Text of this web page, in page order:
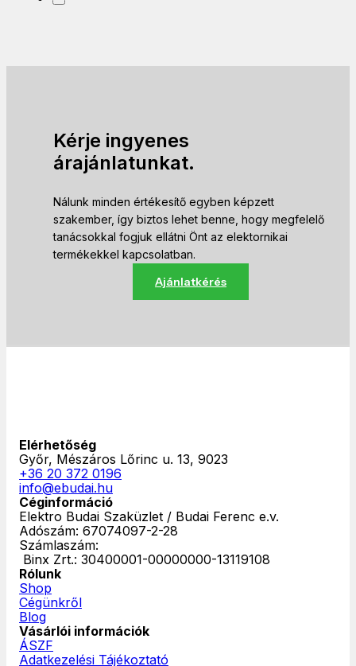
Kérje ingyenes
árajánlatunkat.
Nálunk minden értékesítő egyben képzett
szakember, így biztos lehet benne, hogy megfelelő
tanácsokkal fogjuk ellátni Önt az elektornikai
termékekkel kapcsolatban.
Ajánlatkérés
Elérhetőség
Győr, Mészáros Lőrinc u. 13, 9023
+36 20 372 0196
info@ebudai.hu
Céginformáció
Elektro Budai Szaküzlet / Budai Ferenc e.v.
Adószám: 67074097-2-28
Számlaszám:
‎ Binx Zrt.: 30400001-00000000-13119108
Rólunk
Shop
Cégünkről
Blog
Vásárlói információk
ÁSZF
Adatkezelési Tájékoztató